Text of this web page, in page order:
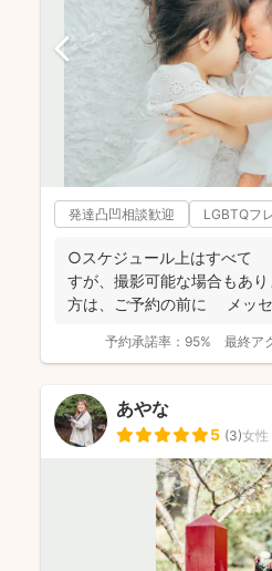
発達凸凹相談歓迎 LGBTQフ
○スケジュール上はすべて
すが、撮影可能な場合もあ
方は、ご予約の前に メッセ
予約承諾率： 95% 最終ア
あやな
5 (3)女性